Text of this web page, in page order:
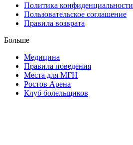
Политика конфиденциальности
Пользовательское соглашение
Правила возврата
Больше
Медицина
Правила поведения
Места для МГН
Ростов Арена
Клуб болельщиков